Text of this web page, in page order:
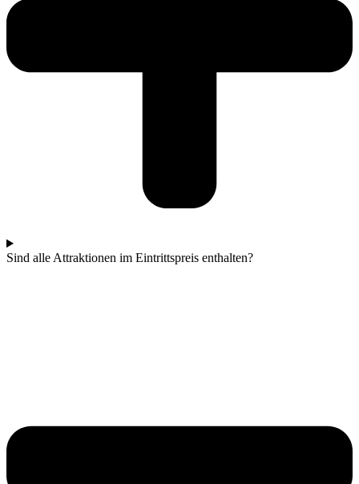
Sind alle Attraktionen im Eintrittspreis enthalten?